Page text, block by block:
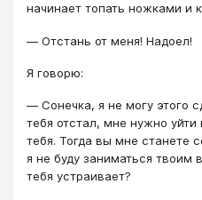
начинает топать ножками и
― Отстань от меня! Надоел!
Я говорю:
― Сонечка, я не могу этого
тебя отстал, мне нужно
тебя. Тогда вы мне станете
я не буду заниматься твоим
тебя устраивает?